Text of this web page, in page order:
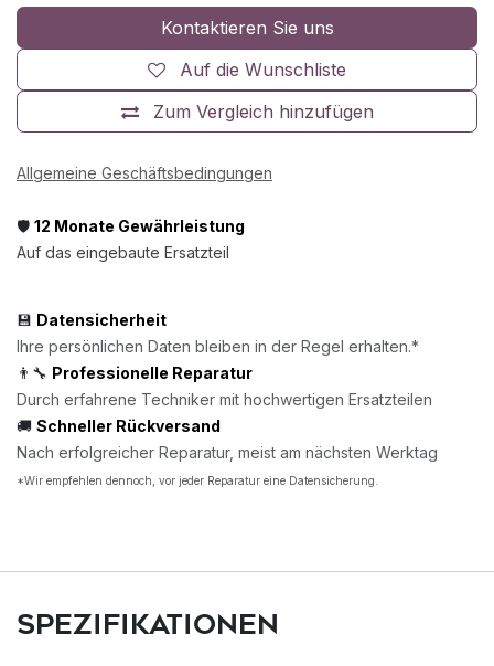
Kontaktieren Sie uns
Zum Vergleich hinzufügen
Auf die Wunschliste
Allgemeine Geschäftsbedingungen
🛡️ 12 Monate Gewährleistung
Auf das eingebaute Ersatzteil
💾 Datensicherheit
Ihre persönlichen Daten bleiben in der Regel erhalten.*
👨‍🔧 Professionelle Reparatur
Durch erfahrene Techniker mit hochwertigen Ersatzteilen
🚚 Schneller Rückversand
Nach erfolgreicher Reparatur, meist am nächsten Werktag
*Wir empfehlen dennoch, vor jeder Reparatur eine Datensicherung.
Spezifikationen